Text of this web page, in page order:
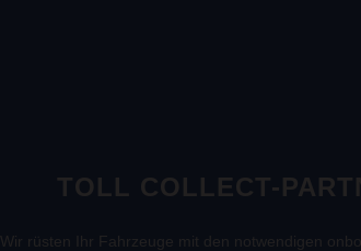
TOLL COLLECT-
Wir rüsten Ihr Fahrzeuge mit den notwendigen